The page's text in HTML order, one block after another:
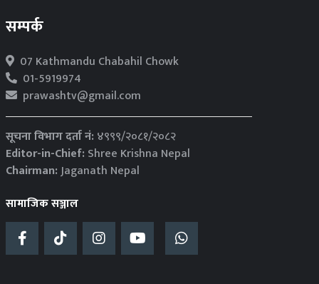
सम्पर्क
07 Kathmandu Chabahil Chowk
01-5919974
prawashtv@gmail.com
सूचना विभाग दर्ता नं: ४९९९/२०८१/२०८२
Editor-in-Chief: Shree Krishna Nepal
Chairman:Jaganath Nepal
सामाजिक सञ्जाल